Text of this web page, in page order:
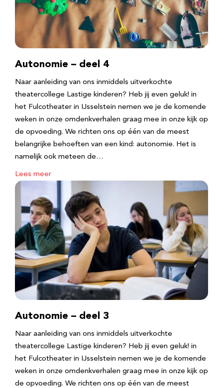
Autonomie – deel 4
Naar aanleiding van ons inmiddels uitverkochte
theatercollege Lastige kinderen? Heb jij even geluk! in
het Fulcotheater in IJsselstein nemen we je de komende
weken in onze omdenkverhalen graag mee in onze kijk op
de opvoeding. We richten ons op één van de meest
belangrijke behoeften van een kind: autonomie. Het is
namelijk ook meteen de…
Lees meer
Autonomie – deel 3
Naar aanleiding van ons inmiddels uitverkochte
theatercollege Lastige kinderen? Heb jij even geluk! in
het Fulcotheater in IJsselstein nemen we je de komende
weken in onze omdenkverhalen graag mee in onze kijk op
de opvoeding. We richten ons op één van de meest